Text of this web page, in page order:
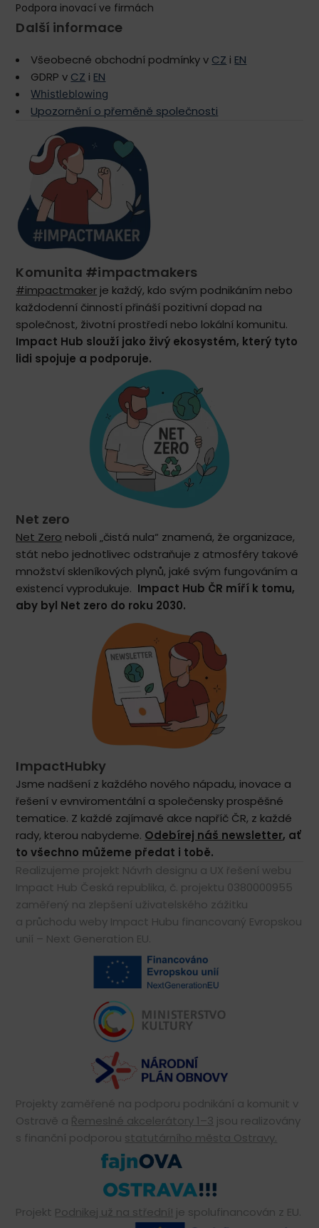
Podpora inovací ve firmách
Další informace
Všeobecné obchodní podmínky v CZ i EN
GDRP v CZ i EN
Whistleblowing
Upozornění o přeměně společnosti
Komunita #impactmakers
#impactmaker je každý, kdo svým podnikáním nebo
každodenní činností přináší pozitivní dopad na
společnost, životní prostředí nebo lokální komunitu.
Impact Hub slouží jako živý ekosystém, který tyto
lidi spojuje a podporuje.
Net zero
Net Zero neboli „čistá nula“ znamená, že organizace,
stát nebo jednotlivec odstraňuje z atmosféry takové
množství skleníkových plynů, jaké svým fungováním a
existencí vyprodukuje. Impact Hub ČR míří k tomu,
aby byl Net zero do roku 2030.
ImpactHubky
Jsme nadšení z každého nového nápadu, inovace a
řešení v evnviromentální a společensky prospěšné
tematice. Z každé zajímavé akce napříč ČR, z každé
rady, kterou nabydeme. Odebírej náš newsletter, ať
to všechno můžeme předat i tobě.
Realizujeme projekt Návrh designu a UX řešení webu
Impact Hub Česká republika, č. projektu 0380000955
zaměřený na zlepšení uživatelského zážitku
a průchodu weby Impact Hubu financovaný Evropskou
unií – Next Generation EU.
Projekty zaměřené na podporu podnikání a komunit v
Ostravě a Řemeslné akcelerátory 1–3 jsou realizovány
s finanční podporou statutárního města Ostravy.
Projekt Podnikej už na střední! je spolufinancován z EU.